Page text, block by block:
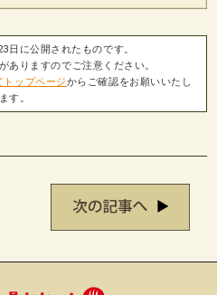
日に公開されたものです。
ありますのでご注意ください。
トップページからご確認をお願いいたし
ます。